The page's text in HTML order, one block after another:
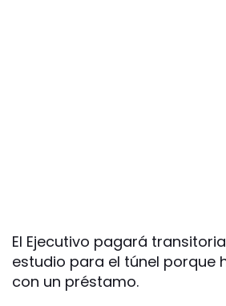
El Ejecutivo pagará
estudio para el túnel porque
con un préstamo.